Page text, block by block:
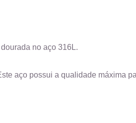
no aço 316L.
aço possui a qualidade máxima